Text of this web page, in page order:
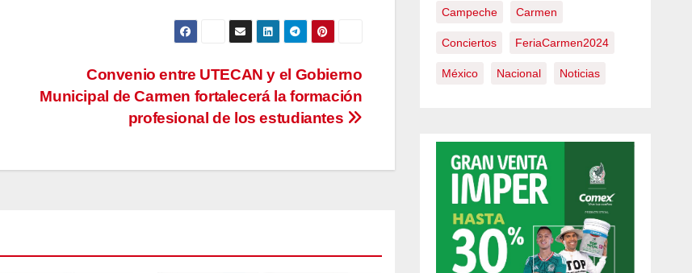
Convenio entre UTECAN y el Gobierno
Municipal de Carmen fortalecerá la formación
profesional de los estudiantes
Campeche Carmen
Conciertos FeriaCarmen2024
México Nacional Noticias